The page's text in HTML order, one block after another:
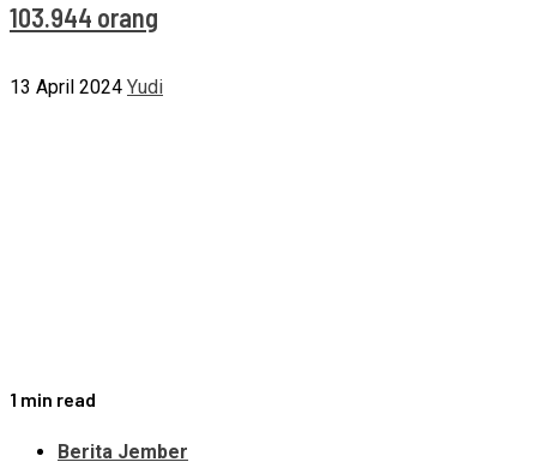
103.944 orang
13 April 2024 Yudi
1 min read
Berita Jember